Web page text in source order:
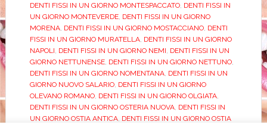
DENTI FISSI IN UN GIORNO MONTESPACCATO, DENTI FISSI IN
UN GIORNO MONTEVERDE, DENTI FISSI IN UN GIORNO
MORENA, DENTI FISSI IN UN GIORNO MOSTACCIANO, DENTI
FISSI IN UN GIORNO MURATELLA, DENTI FISSI IN UN GIORNO
NAPOLI DENTI FISSI IN UN GIORNO NEMI DENTI FISSI IN UN
GIORNO NETTUNENSE, DENTI FISSI IN UN GIORNO NETTUNO,
DENTI FISSI IN UN GIORNO NOMENTANA, DENTI FISSI IN UN
GIORNO NUOVO SALARIO, DENTI FISSI IN UN GIORNO
OLEVANO ROMANO, DENTI FISSI IN UN GIORNO OLGIATA,
DENTI FISSI IN UN GIORNO OSTERIA NUOVA, DENTI FISSI IN
UN GIORNO OSTIA ANTICA, DENTI FISSI IN UN GIORNO OSTIA